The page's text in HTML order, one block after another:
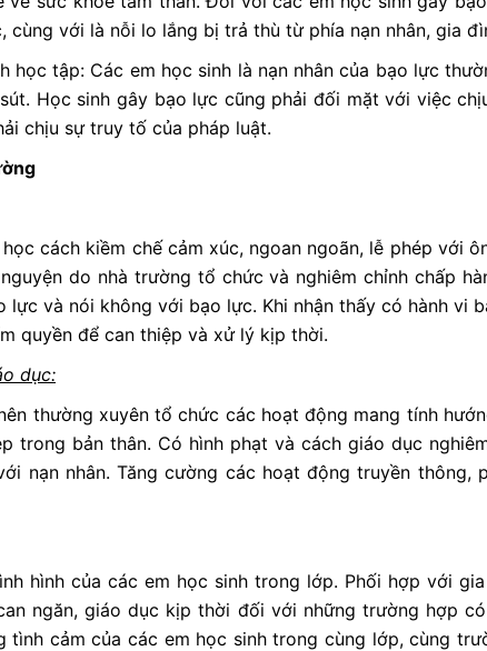
với là nỗi lo lắng bị trả thù từ phía nạn nhân, gia
học tập: Các em học sinh là nạn nhân của bạo lực
Học sinh gây bạo lực cũng phải đối mặt với việc
chịu sự truy tố của pháp luật.
cách kiềm chế cảm xúc, ngoan ngoãn, lễ phép với
do nhà trường tổ chức và nghiêm chỉnh chấp
lực và nói không với bạo lực. Khi nhận thấy có hành vi
quyền để can thiệp và xử lý kịp thời.
dục:
thường xuyên tổ chức các hoạt động mang tính
trong bản thân. Có hình phạt và cách giáo dục
nạn nhân. Tăng cường các hoạt động truyền thông,
hình của các em học sinh trong lớp. Phối hợp với
ngăn, giáo dục kịp thời đối với những trường hợp
cảm của các em học sinh trong cùng lớp, cùng